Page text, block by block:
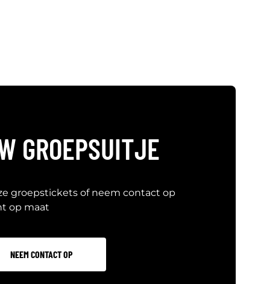
GROEPSUITJE
groepstickets of neem contact op
op maat
NEEM CONTACT OP